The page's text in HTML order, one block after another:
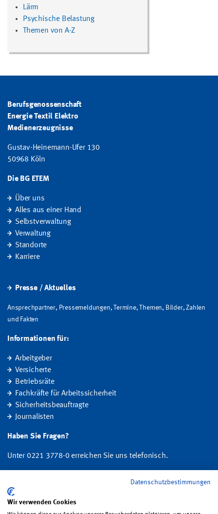
Lärm
Psychische Belastung
Themen von A-Z
Berufsgenossenschaft
Energie Textil Elektro
Medienerzeugnisse
Gustav-Heinemann-Ufer 130
50968 Köln
Die BG ETEM
Über uns
Alles aus einer Hand
Selbstverwaltung
Verwaltung
Standorte
Karriere
Presse / Aktuelles
Ansprechpartner, Pressemeldungen, Termine, Themen, Bilder, Zahlen
und Fakten
Informationen für:
Arbeitgeber
Versicherte
Betriebsräte
Fachkräfte für Arbeitssicherheit
Sicherheitsbeauftragte
Journalisten
Haben Sie Fragen?
Unter 0221 3778-0 erreichen Sie uns telefonisch.
Entschädigung, Prävention sowie Fragen zu Mitgliedschaft und Beitrag.
Datenschutzbestimmungen
Wir verwenden Cookies